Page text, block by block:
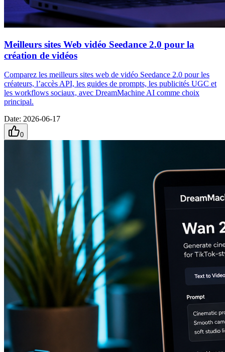
Meilleurs sites Web vidéo Seedance 2.0 pour la
création de vidéos
Comparez les meilleurs sites web de vidéo Seedance 2.0 pour les
créateurs, l’accès API, les guides de prompts, les publicités UGC et
les workflows sociaux, avec DreamMachine AI comme choix
principal.
Date: 2026-06-17
0